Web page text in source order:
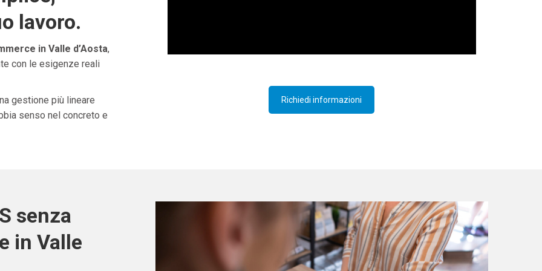
lavoro.
in Valle d’Aosta,
con le esigenze reali
gestione più lineare
senso nel concreto e
Richiedi informazioni
senza
in Valle